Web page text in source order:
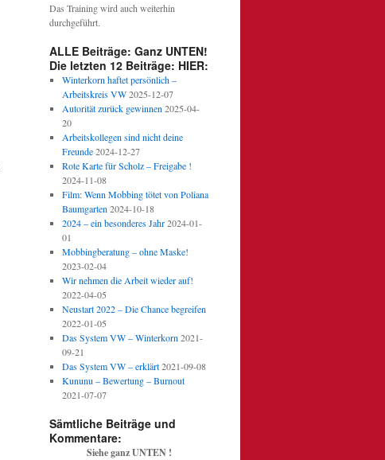
Das Training wird auch weiterhin
durchgeführt.
ALLE Beiträge: Ganz UNTEN!
Die letzten 12 Beiträge: HIER:
Winterkorn haftet persönlich –
Arbeitskreis VW 2025-12-07
Autorität zurück gewinnen 2025-04-
20
Arbeitskollegen sind nicht deine
Freunde 2024-12-27
Rote Karte für Scholz – Freigabe !
2024-11-08
Film: Wenn Mobbing tötet von Poliana
Baumgarten 2024-10-18
2024 – ein besonderes Jahr 2024-01-
01
Mobbingberatung – ohne Maske!
2023-02-04
Wir nehmen die Arbeit wieder auf!
2022-04-05
Neustart 2022 – Die Chance begreifen
2022-01-05
Das System VW – Winterkorn 2021-
09-21
Das System VW – erklärt 2021-09-08
Kununu – Bewertung – Burnout
2021-07-07
Sämtliche Beiträge und
Kommentare:
Siehe ganz UNTEN !